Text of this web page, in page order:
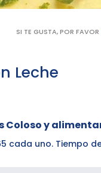
SI TE GUSTA, POR FAVOR
Leche
Coloso y
cada uno. Tiempo